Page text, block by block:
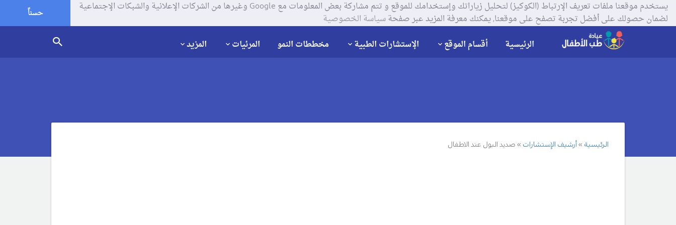
يستخدم موقعنا ملفات تعريف الإرتباط (الكوكيز) لتحليل زياراتك وإستخدامك للموقع و تتم مشاركة بعض المعلومات مع Google وغيرها من الشركات الإعلانية والشبكات الإجتماعية
لضمان حصولك على أفضل تجربة تصفح على موقعنا, يمكنك معرفة المزيد عبر صفحةسياسة الخصوصية حسناً
الرئيسية أقسام الموقع الإستشارات الطبية مخططات النمو المرئيات المزيد
الرئيسية أرشيف الإستشارات صديد البول عند الاطفال